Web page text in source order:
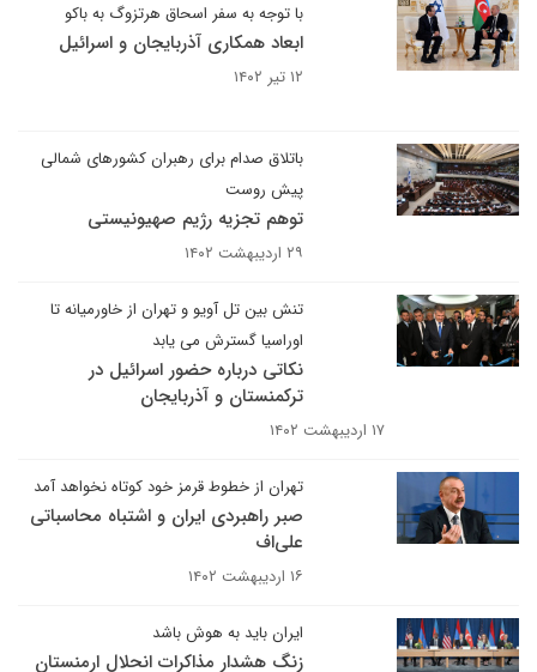
با توجه به سفر اسحاق هرتزوگ به باکو
ابعاد همکاری آذربایجان و اسرائیل
۱۲ تیر ۱۴۰۲
باتلاق صدام برای رهبران کشورهای شمالی
پیش روست
توهم تجزیه رژیم صهیونیستی
۲۹ اردیبهشت ۱۴۰۲
تنش بین تل آویو و تهران از خاورمیانه تا
اوراسیا گسترش می یابد
نکاتی درباره حضور اسرائیل در
ترکمنستان و آذربایجان
۱۷ اردیبهشت ۱۴۰۲
تهران از خطوط قرمز خود کوتاه نخواهد آمد
صبر راهبردی ایران و اشتباه محاسباتی
علی‌اف
۱۶ اردیبهشت ۱۴۰۲
ایران باید به هوش باشد
زنگ هشدار مذاکرات انحلال ارمنستان